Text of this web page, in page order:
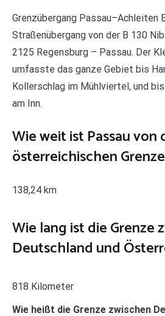
Grenzübergang Passau–Achleiten
Straßenübergang von der B 130
2125 Regensburg – Passau. Der
umfasste das ganze Gebiet bis
Kollerschlag im Mühlviertel, und
am Inn.
Wie weit ist Passau von
österreichischen
138,24 km
Wie lang ist die Grenze
Deutschland und
818 Kilometer
Wie heißt die Grenze zwischen